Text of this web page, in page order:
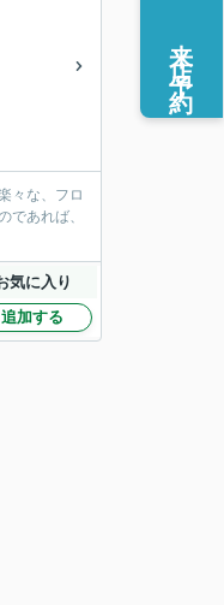
々な、フロ
であれば、
気に入り
追加する
来店予約